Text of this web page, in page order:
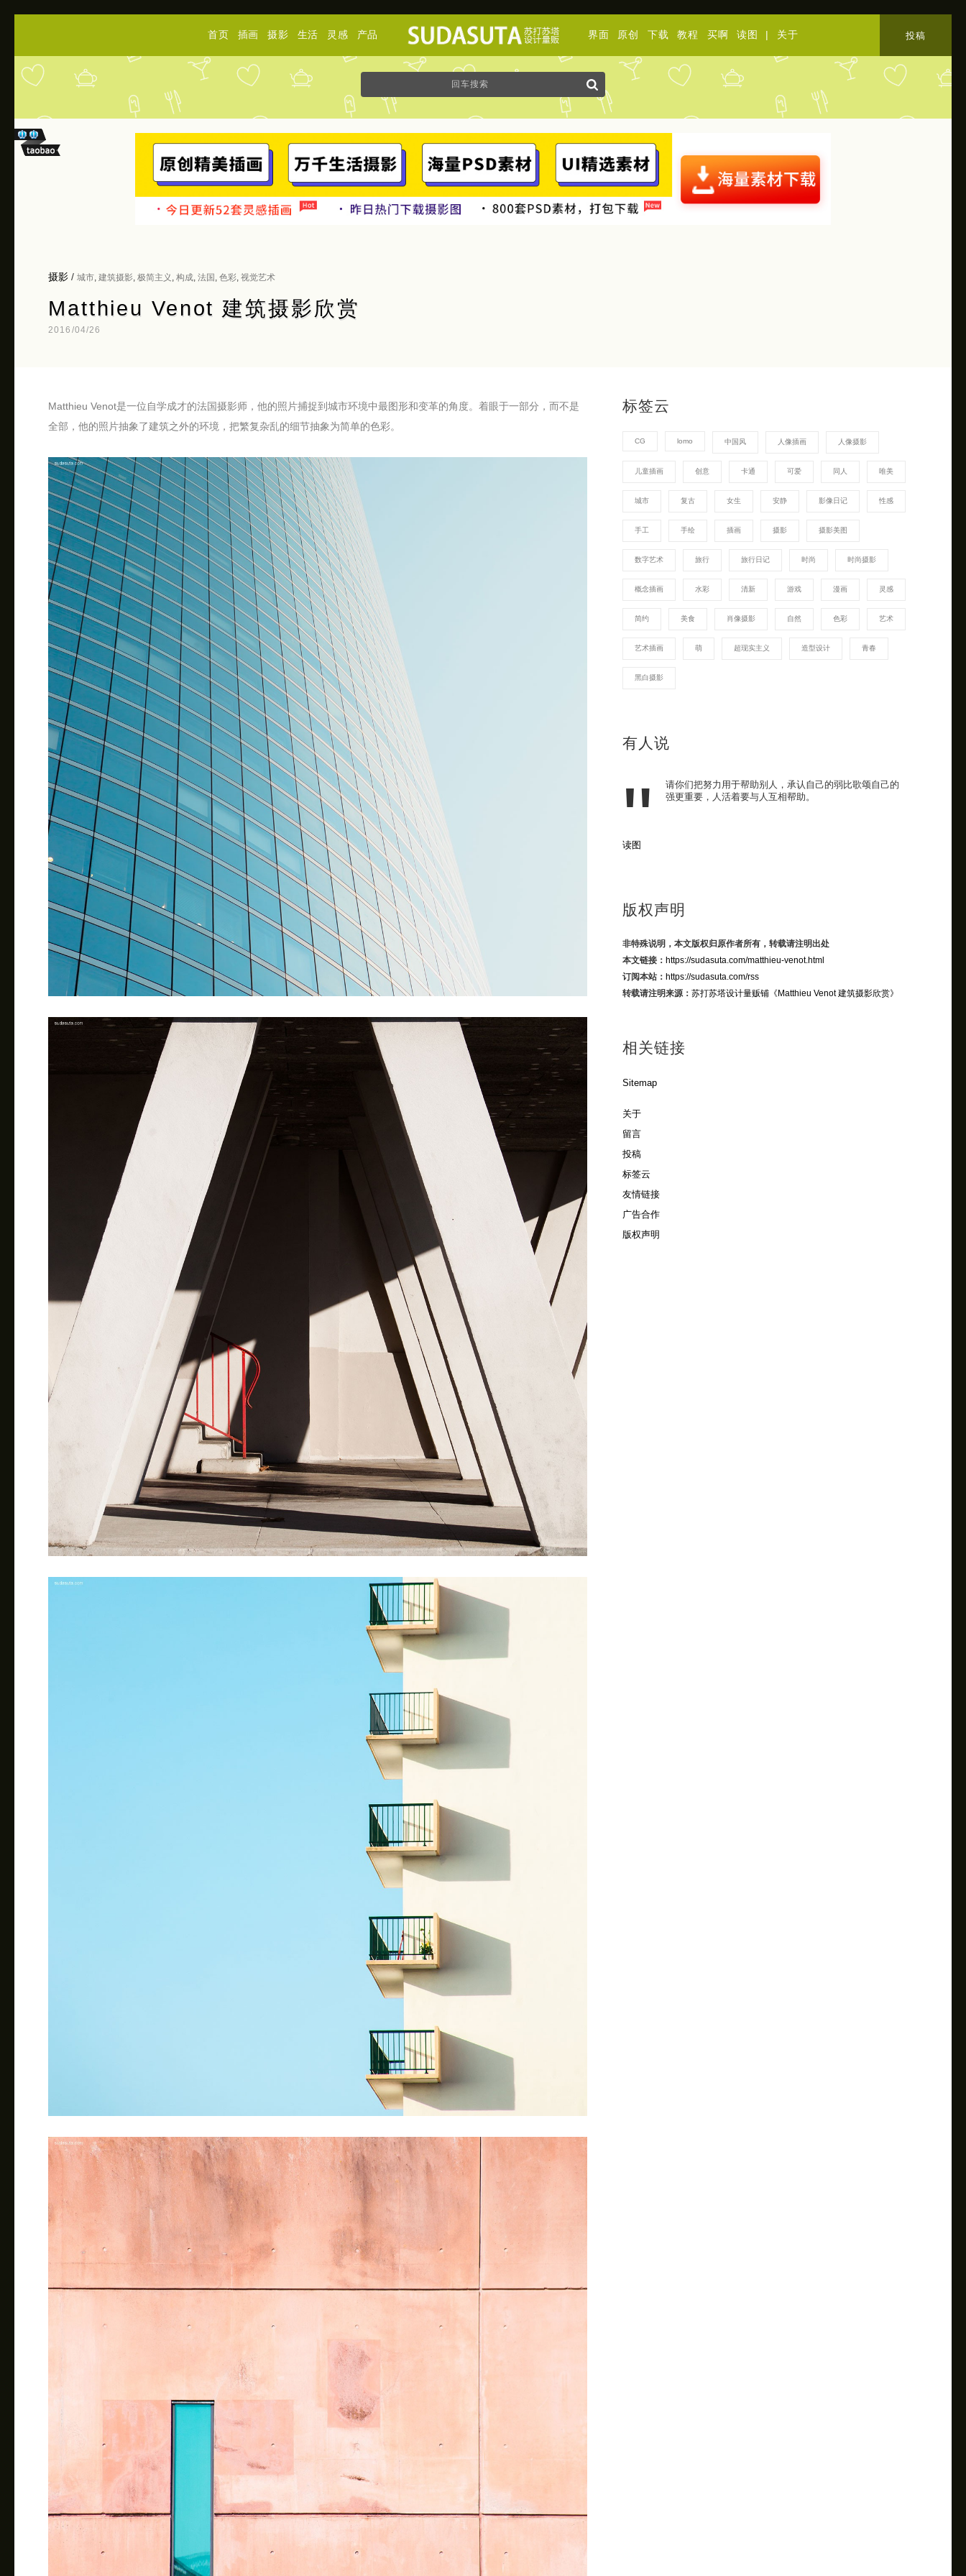
首页 插画 摄影 生活 灵感 产品 界面 原创 下载 教程 买啊 读图 | 关于 投稿
摄影 / 城市 建筑摄影 极简主义 构成 法国 色彩 视觉艺术
Matthieu Venot 建筑摄影欣赏
2016/04/26
Matthieu Venot是一位自学成才的法国摄影师，他的照片捕捉到城市环境中最图形和变革的角度。着眼于一部分，而不是
全部，他的照片抽象了建筑之外的环境，把繁复杂乱的细节抽象为简单的色彩。
标签云
CG lomo 中国风 人像插画 人像摄影
儿童插画 创意 卡通 可爱 同人 唯美
城市 复古 女生 安静 影像日记 性感
手工 手绘 插画 摄影 摄影美图
数字艺术 旅行 旅行日记 时尚 时尚摄影
概念插画 水彩 清新 游戏 漫画 灵感
简约 美食 肖像摄影 自然 色彩 艺术
艺术插画 萌 超现实主义 造型设计 青春
黑白摄影
有人说
请你们把努力用于帮助别人，承认自己的弱比歌颂自己的
强更重要，人活着要与人互相帮助。
读图
版权声明
非特殊说明，本文版权归原作者所有，转载请注明出处
本文链接： https://sudasuta.com/matthieu-venot.html
订阅本站： https://sudasuta.com/rss
转载请注明来源： 苏打苏塔设计量贩铺《Matthieu Venot 建筑摄影欣赏》
相关链接
Sitemap
关于
留言
投稿
标签云
友情链接
广告合作
版权声明